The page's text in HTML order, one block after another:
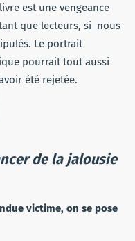
est une vengeance
que lecteurs, si nous
Le portrait
pourrait tout aussi
été rejetée.
de la jalousie
victime, on se pose